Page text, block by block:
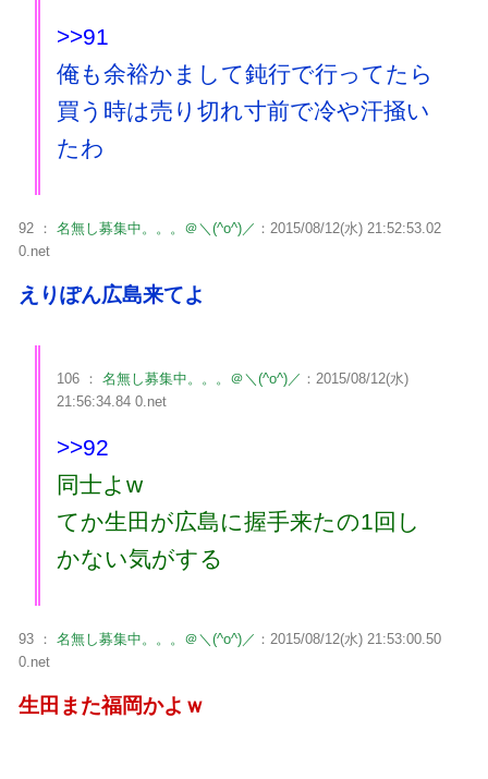
>>91
俺も余裕かまして鈍行で行ってたら
買う時は売り切れ寸前で冷や汗掻い
たわ
92 ： 名無し募集中。。。＠＼(^o^)／ ：2015/08/12(水) 21:52:53.02
0.net
えりぽん広島来てよ
106 ： 名無し募集中。。。＠＼(^o^)／ ：2015/08/12(水)
21:56:34.84 0.net
>>92
同士よw
てか生田が広島に握手来たの1回し
かない気がする
93 ： 名無し募集中。。。＠＼(^o^)／ ：2015/08/12(水) 21:53:00.50
0.net
生田また福岡かよｗ